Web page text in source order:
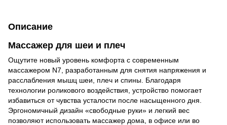
Описание
Массажер для шеи и плеч
Ощутите новый уровень комфорта с современным
массажером N7, разработанным для снятия напряжения и
расслабления мышц шеи, плеч и спины. Благодаря
технологии роликового воздействия, устройство помогает
избавиться от чувства усталости после насыщенного дня.
Эргономичный дизайн «свободные руки» и легкий вес
позволяют использовать массажер дома, в офисе или во
🌹